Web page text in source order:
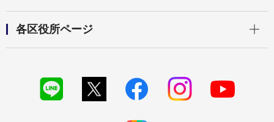
各区役所ページ